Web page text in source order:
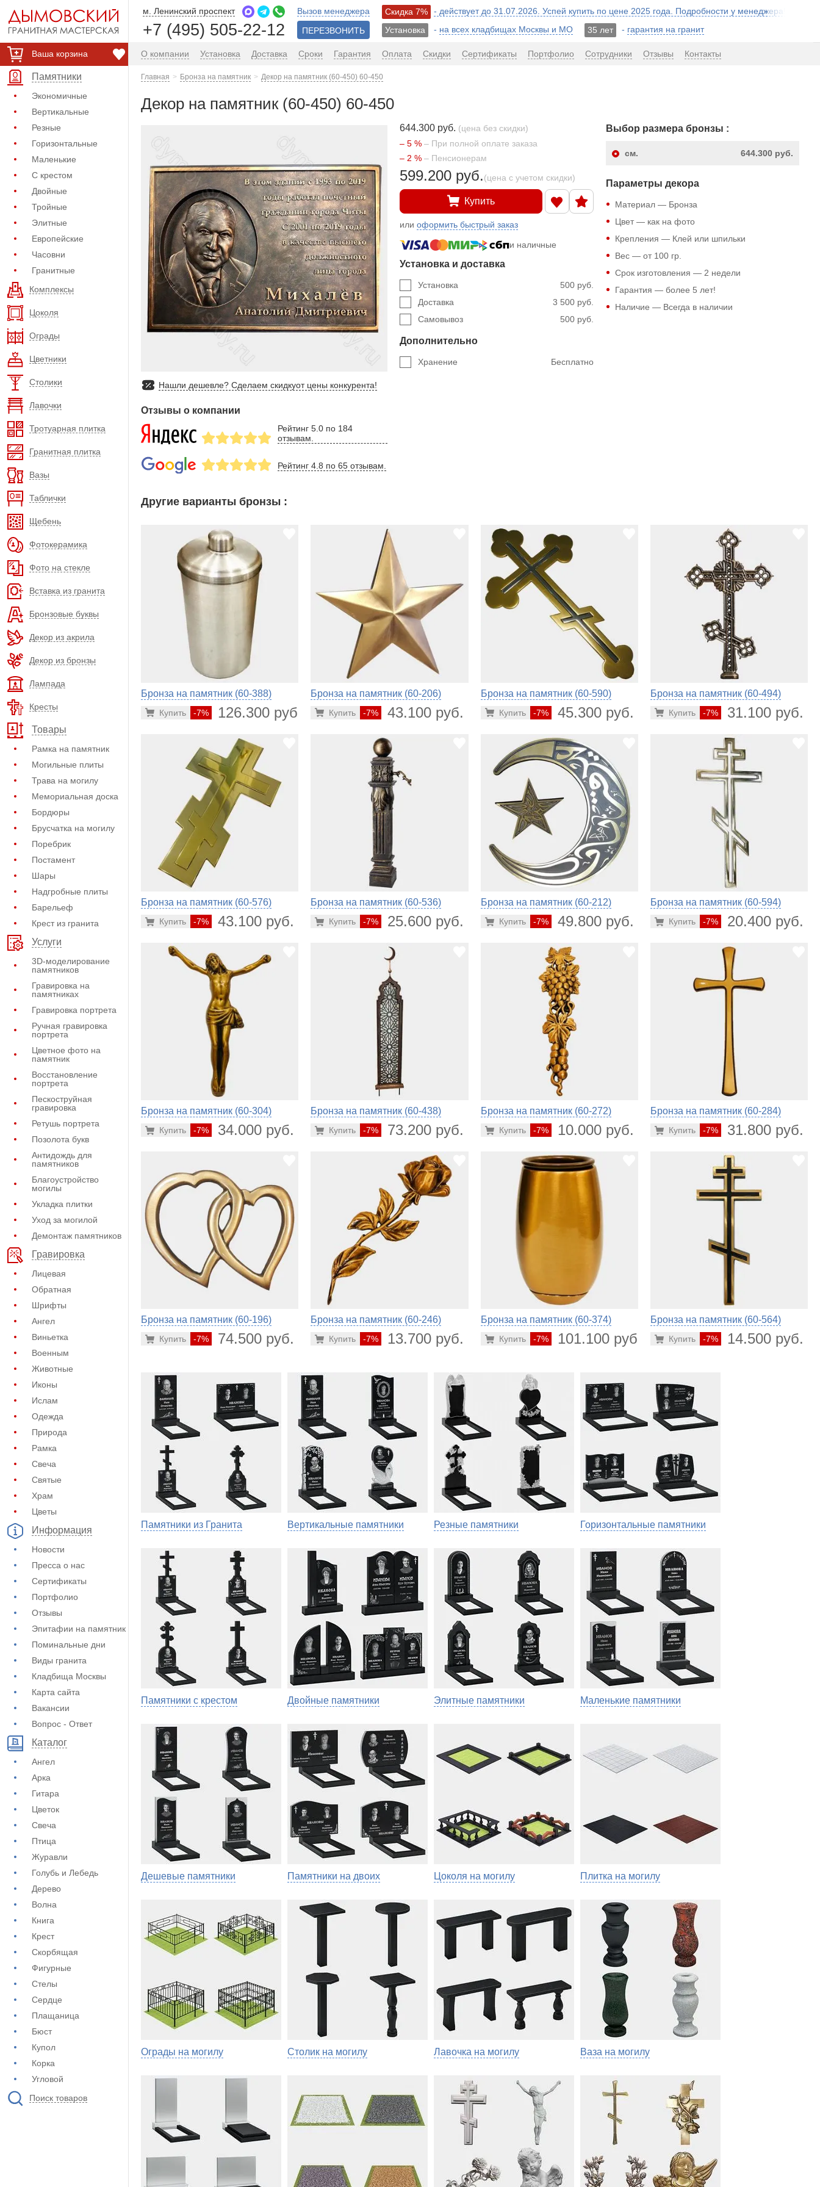
Ваша корзина
Памятники
Экономичные
Вертикальные
Резные
Горизонтальные
Маленькие
С крестом
Двойные
Тройные
Элитные
Европейские
Часовни
Гранитные
Комплексы
Цоколя
Ограды
Цветники
Столики
Лавочки
Тротуарная плитка
Гранитная плитка
Вазы
Таблички
Щебень
Фотокерамика
Фото на стекле
Вставка из гранита
Бронзовые буквы
Декор из акрила
Декор из бронзы
Лампада
Кресты
Товары
Рамка на памятник
Могильные плиты
Трава на могилу
Мемориальная доска
Бордюры
Брусчатка на могилу
Поребрик
Постамент
Шары
Надгробные плиты
Барельеф
Крест из гранита
Услуги
3D-моделирование
памятников
Гравировка на
памятниках
Гравировка портрета
Ручная гравировка
портрета
Цветное фото на
памятник
Восстановление
портрета
Пескоструйная
гравировка
Ретушь портрета
Позолота букв
Антидождь для
памятников
Благоустройство
могилы
Укладка плитки
Уход за могилой
Демонтаж памятников
Гравировка
Лицевая
Обратная
Шрифты
Ангел
Виньетка
Военным
Животные
Иконы
Ислам
Одежда
Природа
Рамка
Свеча
Святые
Храм
Цветы
Информация
Новости
Пресса о нас
Сертификаты
Портфолио
Отзывы
Эпитафии на памятник
Поминальные дни
Виды гранита
Кладбища Москвы
Карта сайта
Вакансии
Вопрос - Ответ
Каталог
Ангел
Арка
Гитара
Цветок
Свеча
Птица
Журавли
Голубь и Лебедь
Дерево
Волна
Книга
Крест
Скорбящая
Фигурные
Стелы
Сердце
Плащаница
Бюст
Купол
Корка
Угловой
Поиск товаров
м. Ленинский проспект
+7 (495) 505-22-12
Вызов менеджера
ПЕРЕЗВОНИТЬ
Скидка 7%
- действует до 31.07.2026. Успей купить по цене 2025 года. Подробности у менеджера!
Установка
- на всех кладбищах Москвы и МО 35 лет - гарантия на гранит
О компании Установка Доставка Сроки Гарантия Оплата Скидки Сертификаты Портфолио Сотрудники Отзывы Контакты
Главная Бронза на памятник Декор на памятник (60-450) 60-450
Декор на памятник (60-450) 60-450
Нашли дешевле? Сделаем скидкуот цены конкурента!
Отзывы о компании
Рейтинг 5.0 по 184
отзывам.
Рейтинг 4.8 по 65 отзывам.
644.300 руб. (цена без скидки)
– 5 % – При полной оплате заказа
– 2 % – Пенсионерам
599.200 руб.(цена с учетом скидки)
Купить
илиоформить быстрый заказ
и наличные
Установка и доставка
500 руб.
Установка
3 500 руб.
Доставка
500 руб.
Самовывоз
Дополнительно
Бесплатно
Хранение
Выбор размера бронзы :
644.300 руб.
см.
Параметры декора
Материал — Бронза
Цвет — как на фото
Крепления — Клей или шпильки
Вес — от 100 гр.
Срок изготовления — 2 недели
Гарантия — более 5 лет!
Наличие — Всегда в наличии
Другие варианты бронзы :
Бронза на памятник (60-388)
-7% 126.300 руб.
Купить
Бронза на памятник (60-206)
-7% 43.100 руб.
Купить
Бронза на памятник (60-590)
-7% 45.300 руб.
Купить
Бронза на памятник (60-494)
-7% 31.100 руб.
Купить
Бронза на памятник (60-576)
-7% 43.100 руб.
Купить
Бронза на памятник (60-536)
-7% 25.600 руб.
Купить
Бронза на памятник (60-212)
-7% 49.800 руб.
Купить
Бронза на памятник (60-594)
-7% 20.400 руб.
Купить
Бронза на памятник (60-304)
-7% 34.000 руб.
Купить
Бронза на памятник (60-438)
-7% 73.200 руб.
Купить
Бронза на памятник (60-272)
-7% 10.000 руб.
Купить
Бронза на памятник (60-284)
-7% 31.800 руб.
Купить
Бронза на памятник (60-196)
-7% 74.500 руб.
Купить
Бронза на памятник (60-246)
-7% 13.700 руб.
Купить
Бронза на памятник (60-374)
-7% 101.100 руб.
Купить
Бронза на памятник (60-564)
-7% 14.500 руб.
Купить
Памятники из Гранита Вертикальные памятники Резные памятники Горизонтальные памятники
Памятники с крестом Двойные памятники Элитные памятники Маленькие памятники
Дешевые памятники Памятники на двоих Цоколя на могилу Плитка на могилу
Ограды на могилу Столик на могилу Лавочка на могилу Ваза на могилу